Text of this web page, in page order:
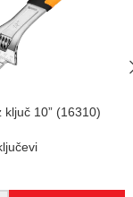
ključ 10” (16310)